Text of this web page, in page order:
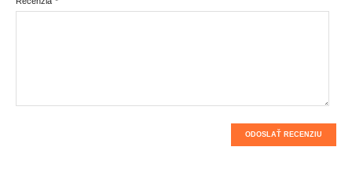
ODOSLAŤ RECENZIU